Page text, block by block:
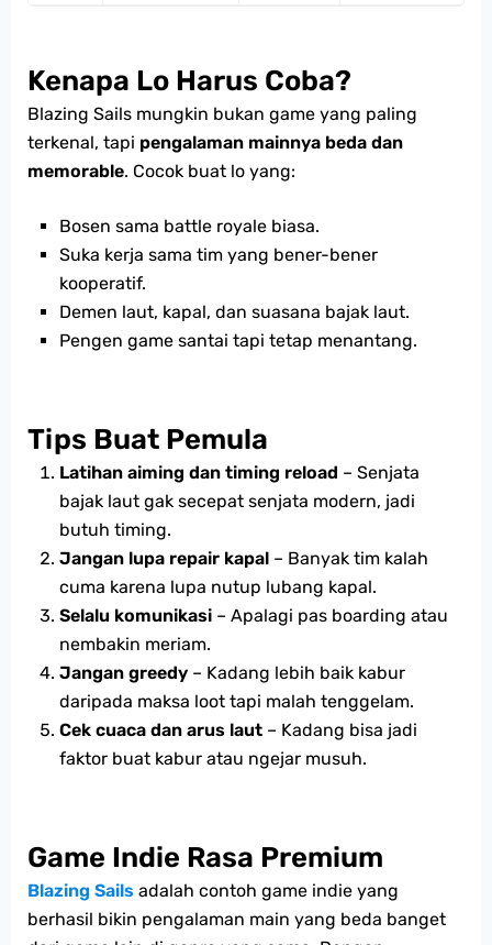
Kenapa Lo Harus Coba?
Blazing Sails mungkin bukan game yang paling
terkenal, tapi pengalaman mainnya beda dan
memorable. Cocok buat lo yang:
Bosen sama battle royale biasa.
Suka kerja sama tim yang bener-bener
kooperatif.
Demen laut, kapal, dan suasana bajak laut.
Pengen game santai tapi tetap menantang.
Tips Buat Pemula
Latihan aiming dan timing reload – Senjata
bajak laut gak secepat senjata modern, jadi
butuh timing.
Jangan lupa repair kapal – Banyak tim kalah
cuma karena lupa nutup lubang kapal.
Selalu komunikasi – Apalagi pas boarding atau
nembakin meriam.
Jangan greedy – Kadang lebih baik kabur
daripada maksa loot tapi malah tenggelam.
Cek cuaca dan arus laut – Kadang bisa jadi
faktor buat kabur atau ngejar musuh.
Game Indie Rasa Premium
Blazing Sails adalah contoh game indie yang
berhasil bikin pengalaman main yang beda banget